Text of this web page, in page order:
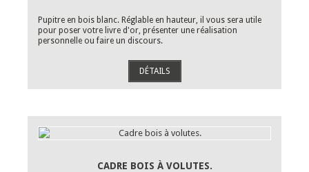
Pupitre en bois blanc. Réglable en hauteur, il vous sera utile
pour poser votre livre d'or, présenter une réalisation
personnelle ou faire un discours.
DÉTAILS
CADRE BOIS À VOLUTES.